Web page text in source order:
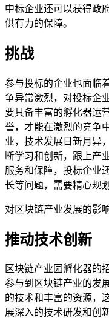
中标企业还可以获得政
供有力的保障。
挑战
参与投标的企业也面临
争异常激烈，对投标企
要具备丰富的孵化器运
誉，才能在激烈的竞争
业，技术发展日新月异
断学习和创新，跟上产
服务和保障，投标企业
长等问题，需要精心规
对区块链产业发展的影
推动技术创新
区块链产业园孵化器的
参与到区块链产业的发
的技术和丰富的资源，
展深入的技术研发和创